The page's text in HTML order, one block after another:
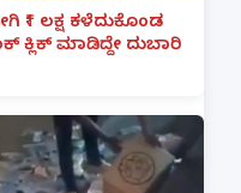
ಲಕ್ಷ ಕಳೆದುಕೊಂಡ
ಕ್ಲಿಕ್ ಮಾಡಿದ್ದೇ ದುಬಾರಿ